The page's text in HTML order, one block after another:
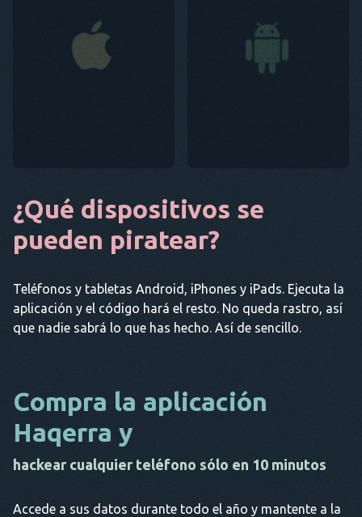
¿Qué dispositivos se
pueden piratear?
Teléfonos y tabletas Android, iPhones y iPads. Ejecuta la
aplicación y el código hará el resto. No queda rastro, así
que nadie sabrá lo que has hecho. Así de sencillo.
Compra la aplicación
Haqerra y
hackear cualquier teléfono sólo en 10 minutos
Accede a sus datos durante todo el año y mantente a la